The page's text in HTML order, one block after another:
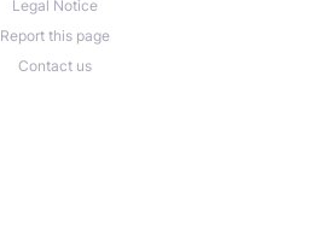
Legal Notice
Report this page
Contact us